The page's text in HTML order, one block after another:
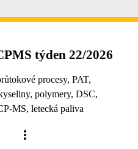
týden 22/2026
procesy, PAT,
polymery, DSC,
MS, letecká paliva